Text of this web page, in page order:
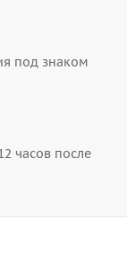
под знаком
часов после